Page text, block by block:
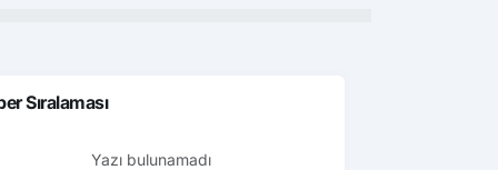
Sıralaması
Yazı bulunamadı